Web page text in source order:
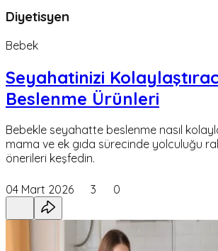
Diyetisyen
Bebek
Seyahatinizi
Beslenme Ürünleri
Bebekle seyahatte beslenme nasıl
mama ve ek gıda sürecinde yolculuğu
önerileri keşfedin.
04 Mart 2026 3 0